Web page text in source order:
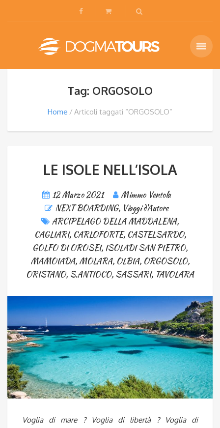
Tag: ORGOSOLO
Home Articoli taggati “ORGOSOLO”
LE ISOLE NELL’ISOLA
12 Marzo 2021
Mimmo Ventola
NEXT BOARDING, Viaggi d'Autore
ARCIPELAGO DELLA MADDALENA,
CAGLIARI, CARLOFORTE, CASTELSARDO,
GOLFO DI OROSEI, ISOLADI SAN PIETRO,
MAMOIADA, MOLARA, OLBIA, ORGOSOLO,
ORISTANO, S.ANTIOCO, SASSARI, TAVOLARA
Voglia di mare ? Voglia di libertà ? Voglia di